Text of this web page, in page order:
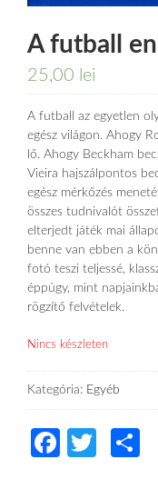
A futball
25,00 lei
A futball az egyetlen
egész világon. Ahogy
lő. Ahogy Beckham
Vieira hajszálpontos
egész mérkőzés
összes tudnivalót
elterjedt játék mai
benne van ebben a
fotó teszi teljessé,
éppúgy, mint
rögzítő felvételek.
Nincs készleten
Kategória: Egyéb